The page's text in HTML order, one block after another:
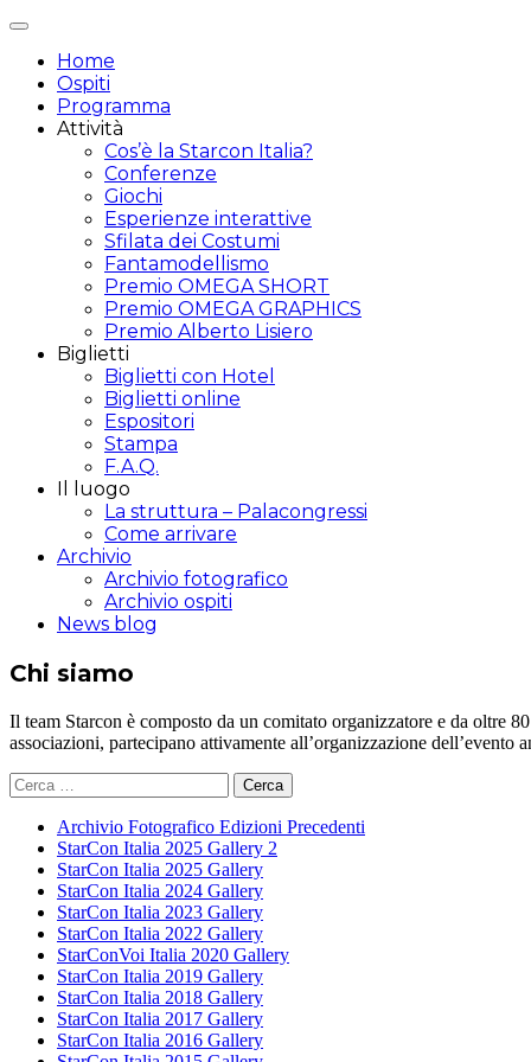
Attiva/disattiva
navigazione
Home
Ospiti
Programma
Attività
Cos’è la Starcon Italia?
Conferenze
Giochi
Esperienze interattive
Sfilata dei Costumi
Fantamodellismo
Premio OMEGA SHORT
Premio OMEGA GRAPHICS
Premio Alberto Lisiero
Biglietti
Biglietti con Hotel
Biglietti online
Espositori
Stampa
F.A.Q.
Il luogo
La struttura – Palacongressi
Come arrivare
Archivio
Archivio fotografico
Archivio ospiti
News blog
Chi siamo
Il team Starcon è composto da un comitato organizzatore e da oltre
associazioni, partecipano attivamente all’organizzazione
Ricerca
per:
Archivio Fotografico Edizioni Precedenti
StarCon Italia 2025 Gallery 2
StarCon Italia 2025 Gallery
StarCon Italia 2024 Gallery
StarCon Italia 2023 Gallery
StarCon Italia 2022 Gallery
StarConVoi Italia 2020 Gallery
StarCon Italia 2019 Gallery
StarCon Italia 2018 Gallery
StarCon Italia 2017 Gallery
StarCon Italia 2016 Gallery